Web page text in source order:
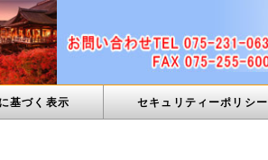
基づく表示 セキュリティーポリシー